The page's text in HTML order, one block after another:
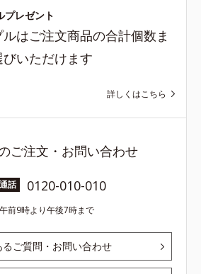
プレゼント
はご注文商品の合計個数ま
びいただけます
詳しくはこちら
ご注文・お問い合わせ
話 0120-010-010
午前9時より午後7時まで
るご質問・お問い合わせ